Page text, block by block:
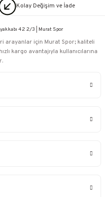
Kolay Değişim ve İade
arayanlar için Murat Spor; kaliteli
kargo avantajıyla kullanıcılarına